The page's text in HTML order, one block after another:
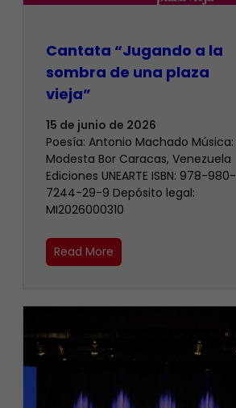
Cantata “Jugando a la
sombra de una plaza
vieja”
15 de junio de 2026
Poesía: Antonio Machado Música:
Modesta Bor Caracas, Venezuela
Ediciones UNEARTE ISBN: 978-980-
7244-29-9 Depósito legal:
MI2026000310
Read More